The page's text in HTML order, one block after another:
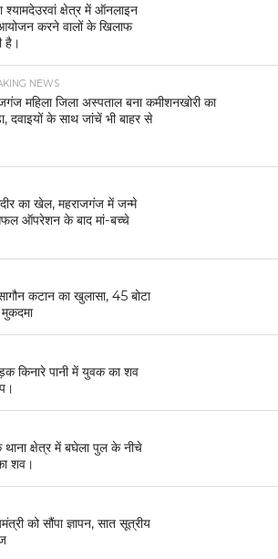
क्षेत्र में ऑनलाइन
करने वालों के खिलाफ
है।
NEWS
महिला जिला अस्पताल बना कमीशनखोरी का
दवाइयों के साथ जांचें भी बाहर से
का खेल, महराजगंज में जन्मे
ऑपरेशन के बाद मां-बच्चे
कटान का खुलासा, 45 बोटा
किनारे पानी में युवक का शव
क्षेत्र में बघेला पुल के नीचे
शव।
को सौंपा ज्ञापन, सात सूत्रीय